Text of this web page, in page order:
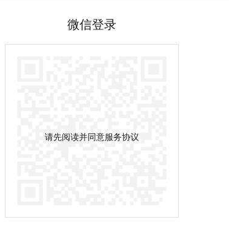
微信登录
请先阅读并同意服务协议